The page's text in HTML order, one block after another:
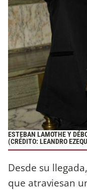
ESTEBAN LAMOTHE Y
(CRÉDITO: LEANDRO
Desde su
que atraviesan